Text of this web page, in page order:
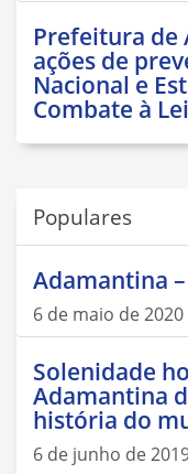
Prefeitura de
ações de
Nacional e
Combate à
Populares
Adamantina
6 de maio de 2020
Solenidade
Adamantina
história do
6 de junho de